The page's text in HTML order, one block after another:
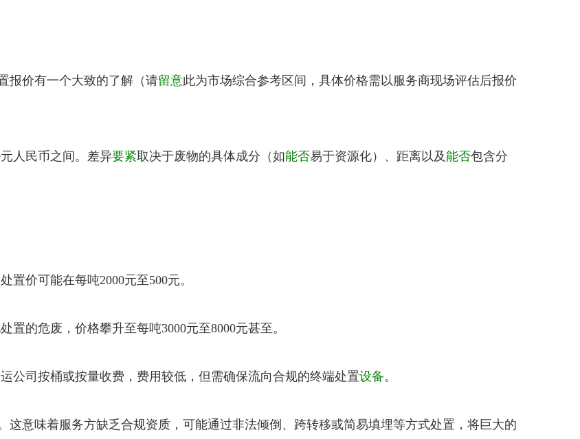
报价有一个大致的了解（请留意此为市场综合参考区间，具体价格需以服务商现场评估后报价
人民币之间。差异要紧取决于废物的具体成分（如能否易于资源化）、距离以及能否包含分
价可能在每吨2000元至500元。
危废，价格攀升至每吨3000元至8000元甚至。
公司按桶或按量收费，费用较低，但需确保流向合规的终端处置设备。
这意味着服务方缺乏合规资质，可能通过非法倾倒、跨转移或简易填埋等方式处置，将巨大的